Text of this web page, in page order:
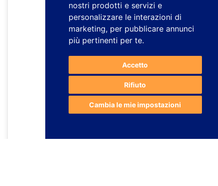
nostri prodotti e servizi e
personalizzare le interazioni di
marketing, per pubblicare annunci
più pertinenti per te.
Accetto
Rifiuto
Cambia le mie impostazioni